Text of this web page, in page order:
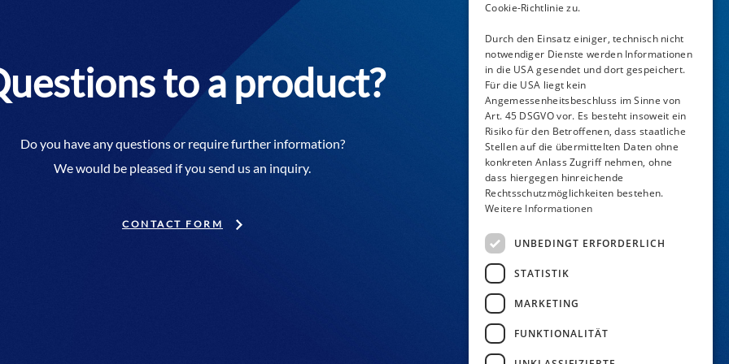
to a product?
Do you have any questions or require further information?
We would be pleased if you send us an inquiry.
CONTACT FORM
Cookie-Richtlinie zu.
Durch den Einsatz einiger, technisch nicht
notwendiger Dienste werden Informationen
in die USA gesendet und dort gespeichert.
Für die USA liegt kein
Angemessenheitsbeschluss im Sinne von
Art. 45 DSGVO vor. Es besteht insoweit ein
Risiko für den Betroffenen, dass staatliche
Stellen auf die übermittelten Daten ohne
konkreten Anlass Zugriff nehmen, ohne
dass hiergegen hinreichende
Rechtsschutzmöglichkeiten bestehen.
Weitere Informationen
UNBEDINGT ERFORDERLICH
STATISTIK
MARKETING
FUNKTIONALITÄT